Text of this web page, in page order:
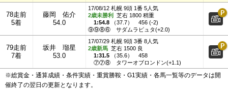
78走前
5着
藤岡 佑介
54.0
17/08/12 札幌 9頭 1番 5人気
2歳未勝利
芝右 1800 稍重
1:54.8 （37.7）
456 (-2)
⑨⑨⑧⑥
サダムラピュタ(+2.0)
79走前
7着
坂井 瑠星
53.0
17/07/29 札幌 9頭 3番 8人気
2歳新馬 芝右 1500 良
1:31.5 （35.6）
458
⑦⑦⑧
タワーオブロンドン(+1.1)
※総賞金・通算成績・条件実績・重賞勝鞍・G1実績・各馬一覧等のデータは開
催終了の翌日の更新となります。